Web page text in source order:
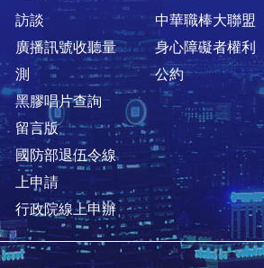
訪談
廣播訊號收聽量
測
黑膠唱片查詢
留言版
國防部退伍令線
上申請
行政院線上申辦
中華職棒大聯盟
身心障礙者權利
公約